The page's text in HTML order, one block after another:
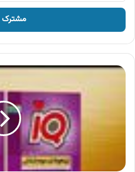
خود
وارد
کنید
آگهی